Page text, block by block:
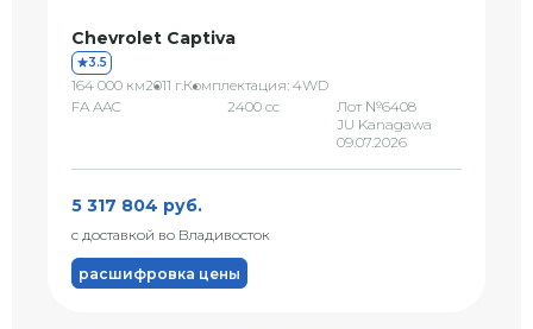
Chevrolet Captiva
3.5
164 000 км2011 г.Комплектация: 4WD
FA AAC
2400 сс
Лот №6408
JU Kanagawa
09.07.2026
5 317 804 руб.
с доставкой во Владивосток
расшифровка цены